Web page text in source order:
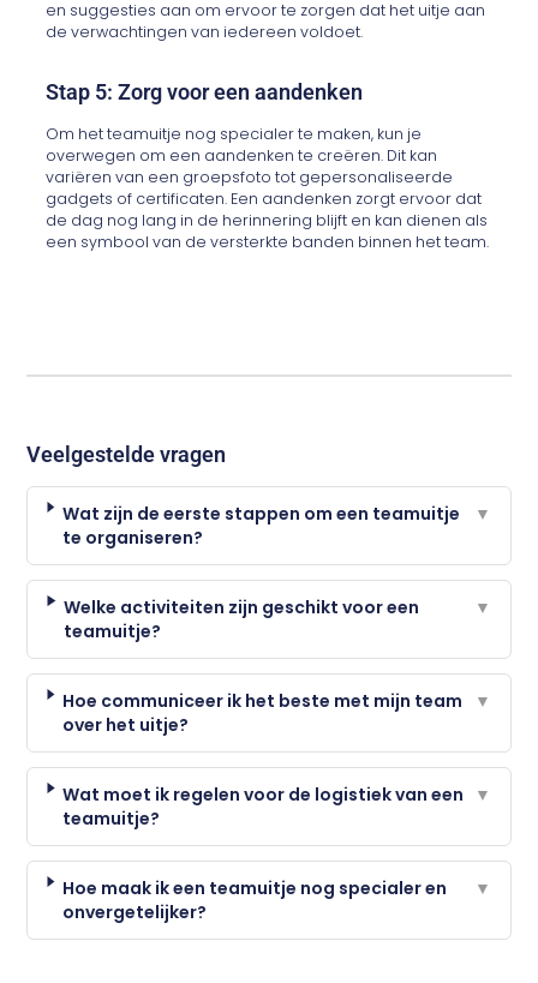
en suggesties aan om ervoor te zorgen dat het uitje aan
de verwachtingen van iedereen voldoet.
Stap 5: Zorg voor een aandenken
Om het teamuitje nog specialer te maken, kun je
overwegen om een aandenken te creëren. Dit kan
variëren van een groepsfoto tot gepersonaliseerde
gadgets of certificaten. Een aandenken zorgt ervoor dat
de dag nog lang in de herinnering blijft en kan dienen als
een symbool van de versterkte banden binnen het team.
Veelgestelde vragen
Wat zijn de eerste stappen om een teamuitje
te organiseren?
▼
Welke activiteiten zijn geschikt voor een
teamuitje?
▼
Hoe communiceer ik het beste met mijn team
over het uitje?
▼
Wat moet ik regelen voor de logistiek van een
teamuitje?
▼
Hoe maak ik een teamuitje nog specialer en
onvergetelijker?
▼